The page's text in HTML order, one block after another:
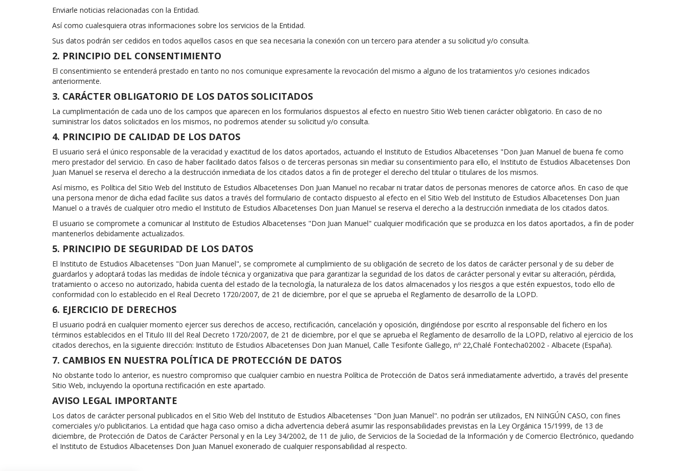
Enviarle noticias relacionadas con la Entidad.
Así como cualesquiera otras informaciones sobre los servicios de la Entidad.
Sus datos podrán ser cedidos en todos aquellos casos en que sea necesaria la conexión con un tercero para atender a su solicitud y/o consulta.
2. PRINCIPIO DEL CONSENTIMIENTO
El consentimiento se entenderá prestado en tanto no nos comunique expresamente la revocación del mismo a alguno de los tratamientos y/o cesiones indicados
anteriormente.
3. CARÁCTER OBLIGATORIO DE LOS DATOS SOLICITADOS
La cumplimentación de cada uno de los campos que aparecen en los formularios dispuestos al efecto en nuestro Sitio Web tienen carácter obligatorio. En caso de no
suministrar los datos solicitados en los mismos, no podremos atender su solicitud y/o consulta.
4. PRINCIPIO DE CALIDAD DE LOS DATOS
El usuario será el único responsable de la veracidad y exactitud de los datos aportados, actuando el Instituto de Estudios Albacetenses "Don Juan Manuel de buena fe como
mero prestador del servicio. En caso de haber facilitado datos falsos o de terceras personas sin mediar su consentimiento para ello, el Instituto de Estudios Albacetenses Don
Juan Manuel se reserva el derecho a la destrucción inmediata de los citados datos a fin de proteger el derecho del titular o titulares de los mismos.
Así mismo, es Política del Sitio Web del Instituto de Estudios Albacetenses Don Juan Manuel no recabar ni tratar datos de personas menores de catorce años. En caso de que
una persona menor de dicha edad facilite sus datos a través del formulario de contacto dispuesto al efecto en el Sitio Web del Instituto de Estudios Albacetenses Don Juan
Manuel o a través de cualquier otro medio el Instituto de Estudios Albacetenses Don Juan Manuel se reserva el derecho a la destrucción inmediata de los citados datos.
El usuario se compromete a comunicar al Instituto de Estudios Albacetenses "Don Juan Manuel" cualquier modificación que se produzca en los datos aportados, a fin de poder
mantenerlos debidamente actualizados.
5. PRINCIPIO DE SEGURIDAD DE LOS DATOS
El Instituto de Estudios Albacetenses "Don Juan Manuel", se compromete al cumplimiento de su obligación de secreto de los datos de carácter personal y de su deber de
guardarlos y adoptará todas las medidas de índole técnica y organizativa que para garantizar la seguridad de los datos de carácter personal y evitar su alteración, pérdida,
tratamiento o acceso no autorizado, habida cuenta del estado de la tecnología, la naturaleza de los datos almacenados y los riesgos a que estén expuestos, todo ello de
conformidad con lo establecido en el Real Decreto 1720/2007, de 21 de diciembre, por el que se aprueba el Reglamento de desarrollo de la LOPD.
6. EJERCICIO DE DERECHOS
El usuario podrá en cualquier momento ejercer sus derechos de acceso, rectificación, cancelación y oposición, dirigiéndose por escrito al responsable del fichero en los
términos establecidos en el Titulo III del Real Decreto 1720/2007, de 21 de diciembre, por el que se aprueba el Reglamento de desarrollo de la LOPD, relativo al ejercicio de los
citados derechos, en la siguiente dirección: Instituto de Estudios Albacetenses Don Juan Manuel, Calle Tesifonte Gallego, nº 22,Chalé Fontecha02002 - Albacete (España).
7. CAMBIOS EN NUESTRA POLÍTICA DE PROTECCIóN DE DATOS
No obstante todo lo anterior, es nuestro compromiso que cualquier cambio en nuestra Política de Protección de Datos será inmediatamente advertido, a través del presente
Sitio Web, incluyendo la oportuna rectificación en este apartado.
AVISO LEGAL IMPORTANTE
Los datos de carácter personal publicados en el Sitio Web del Instituto de Estudios Albacetenses "Don Juan Manuel". no podrán ser utilizados, EN NINGÚN CASO, con fines
comerciales y/o publicitarios. La entidad que haga caso omiso a dicha advertencia deberá asumir las responsabilidades previstas en la Ley Orgánica 15/1999, de 13 de
diciembre, de Protección de Datos de Carácter Personal y en la Ley 34/2002, de 11 de julio, de Servicios de la Sociedad de la Información y de Comercio Electrónico, quedando
el Instituto de Estudios Albacetenses Don Juan Manuel exonerado de cualquier responsabilidad al respecto.